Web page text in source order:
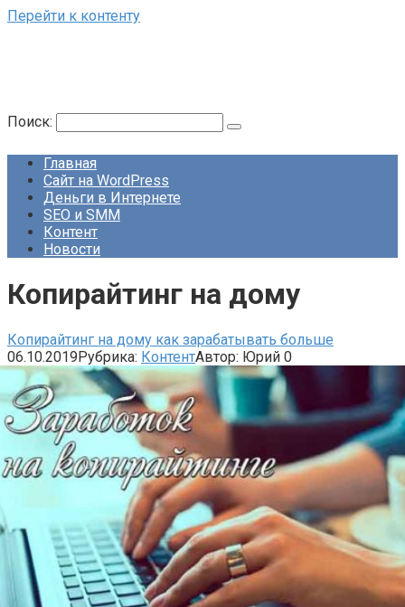
Перейти к контенту
Поиск:
Главная
Сайт на WordPress
Деньги в Интернете
SEO и SMM
Контент
Новости
Копирайтинг на дому
Копирайтинг на дому как зарабатывать больше
06.10.2019Рубрика: КонтентАвтор: Юрий 0